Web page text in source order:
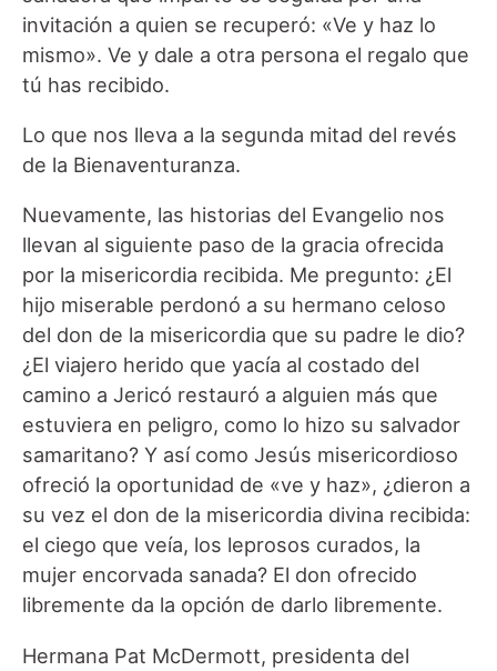
invitación a quien se recuperó: «Ve y haz lo
mismo». Ve y dale a otra persona el regalo que
tú has recibido.
Lo que nos lleva a la segunda mitad del revés
de la Bienaventuranza.
Nuevamente, las historias del Evangelio nos
llevan al siguiente paso de la gracia ofrecida
por la misericordia recibida. Me pregunto: ¿El
hijo miserable perdonó a su hermano celoso
del don de la misericordia que su padre le dio?
¿El viajero herido que yacía al costado del
camino a Jericó restauró a alguien más que
estuviera en peligro, como lo hizo su salvador
samaritano? Y así como Jesús misericordioso
ofreció la oportunidad de «ve y haz», ¿dieron a
su vez el don de la misericordia divina recibida:
el ciego que veía, los leprosos curados, la
mujer encorvada sanada? El don ofrecido
libremente da la opción de darlo libremente.
Hermana Pat McDermott, presidenta del